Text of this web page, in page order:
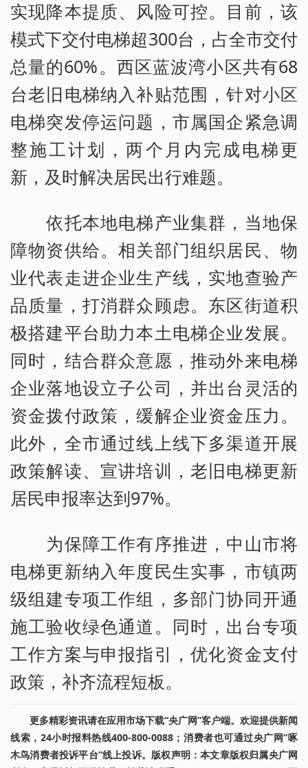
实现降本提质、风险可控。目前，该
模式下交付电梯超300台，占全市交付
总量的60%。西区蓝波湾小区共有68
台老旧电梯纳入补贴范围，针对小区
电梯突发停运问题，市属国企紧急调
整施工计划，两个月内完成电梯更
新，及时解决居民出行难题。
依托本地电梯产业集群，当地保
障物资供给。相关部门组织居民、物
业代表走进企业生产线，实地查验产
品质量，打消群众顾虑。东区街道积
极搭建平台助力本土电梯企业发展。
同时，结合群众意愿，推动外来电梯
企业落地设立子公司，并出台灵活的
资金拨付政策，缓解企业资金压力。
此外，全市通过线上线下多渠道开展
政策解读、宣讲培训，老旧电梯更新
居民申报率达到97%。
为保障工作有序推进，中山市将
电梯更新纳入年度民生实事，市镇两
级组建专项工作组，多部门协同开通
施工验收绿色通道。同时，出台专项
工作方案与申报指引，优化资金支付
政策，补齐流程短板。
更多精彩资讯请在应用市场下载“央广网”客户端。欢迎提供新闻
线索，24小时报料热线400-800-0088；消费者也可通过央广网“啄
木鸟消费者投诉平台”线上投诉。版权声明：本文章版权归属央广网